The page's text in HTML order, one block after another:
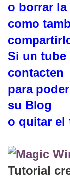
o borrar
como
Si un tube
contacten
para
su Blog
o quitar el
Tutorial